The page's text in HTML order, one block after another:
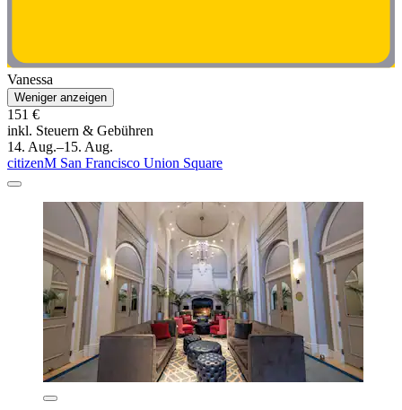
Vanessa
Weniger anzeigen
151 €
inkl. Steuern & Gebühren
14. Aug.–15. Aug.
citizenM San Francisco Union Square